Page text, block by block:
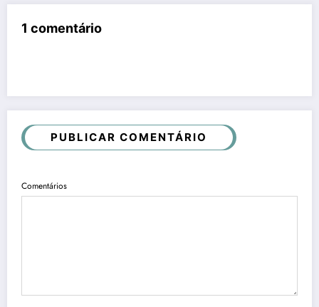
1 comentário
PUBLICAR COMENTÁRIO
Comentários